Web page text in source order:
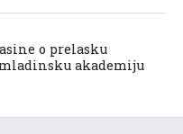
o prelasku
akademiju